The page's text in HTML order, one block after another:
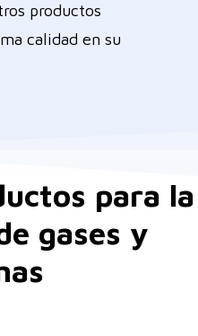
productos
calidad en su
para la
gases y